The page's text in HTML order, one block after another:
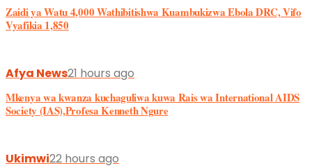
Zaidi ya Watu 4,000 Wathibitishwa Kuambukizwa Ebola DRC, Vifo
Vyafikia 1,850
Afya News21 hours ago
Mkenya wa kwanza kuchaguliwa kuwa Rais wa International AIDS
Society (IAS),Profesa Kenneth Ngure
Ukimwi22 hours ago